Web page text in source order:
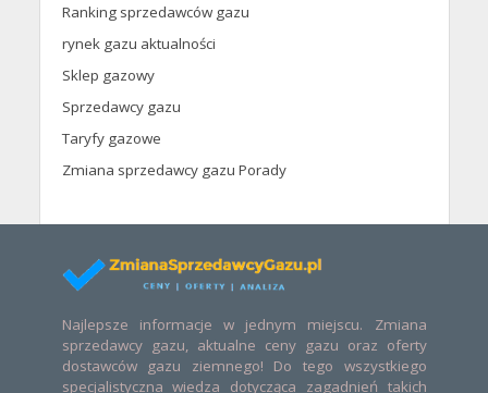
Ranking sprzedawców gazu
rynek gazu aktualności
Sklep gazowy
Sprzedawcy gazu
Taryfy gazowe
Zmiana sprzedawcy gazu Porady
Najlepsze informacje w jednym miejscu. Zmiana
sprzedawcy gazu, aktualne ceny gazu oraz oferty
dostawców gazu ziemnego! Do tego wszystkiego
specjalistyczna wiedza dotycząca zagadnień takich